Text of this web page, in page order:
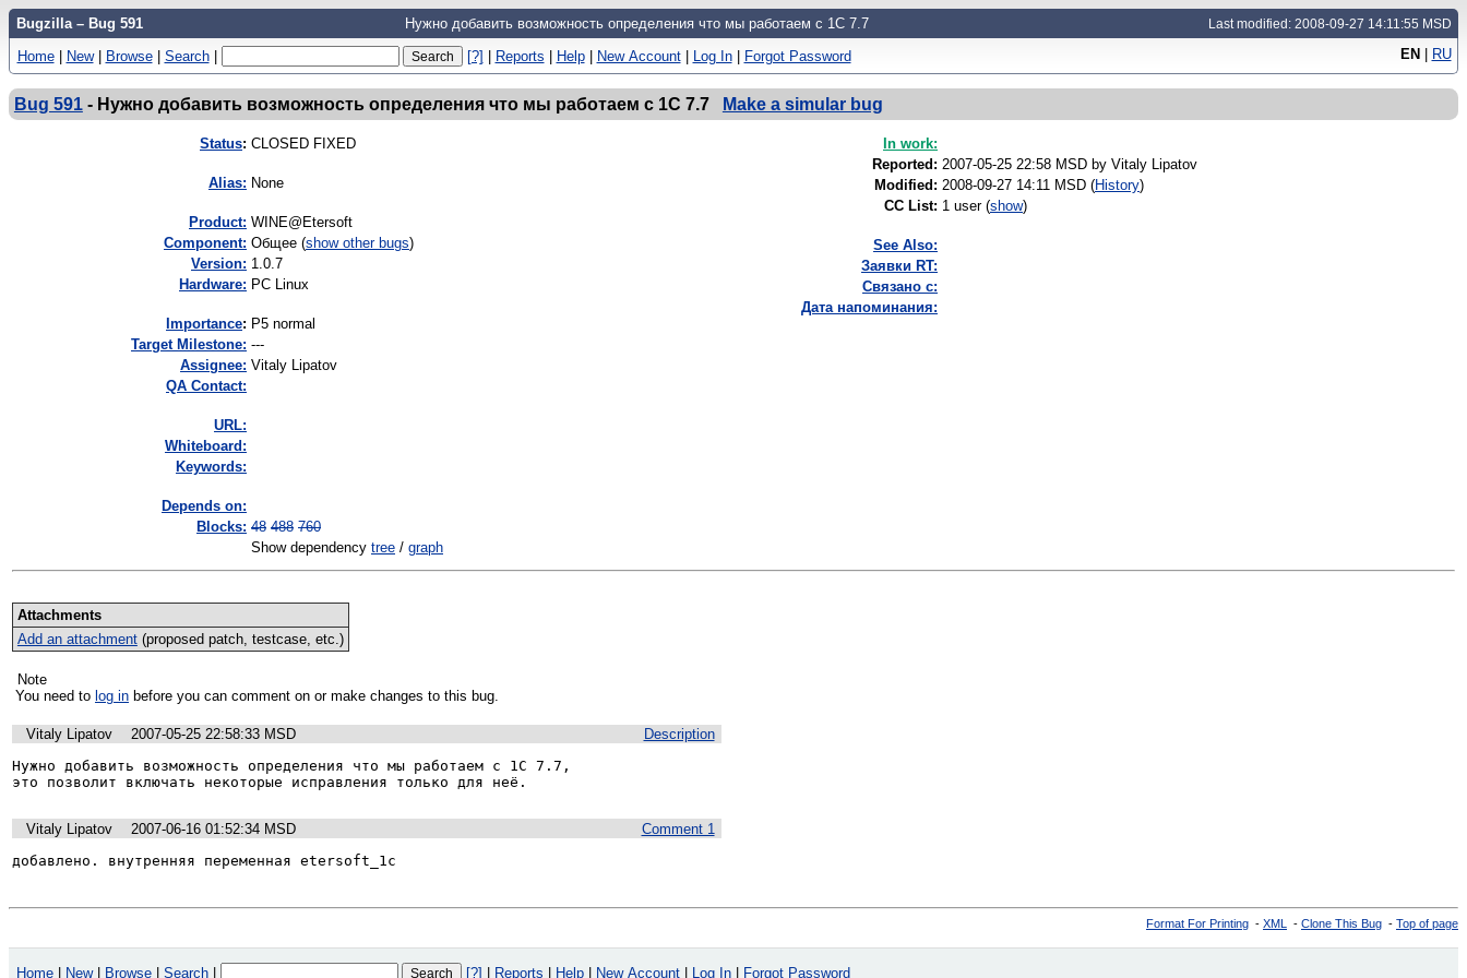
Bugzilla – Bug 591 Нужно добавить возможность определения что мы работаем с 1С 7.7 Last modified: 2008-09-27 14:11:55 MSD
EN | RU
Home | New | Browse | Search | [?] | Reports | Help | New Account | Log In | Forgot Password
Bug 591 - Нужно добавить возможность определения что мы работаем с 1С 7.7 Make a simular bug
Status: CLOSED FIXED
Alias: None
Product: WINE@Etersoft
Component: Общее (show other bugs)
Version: 1.0.7
Hardware: PC Linux
mportance: P5 normal
Target Milestone: ---
Assignee: Vitaly Lipatov
QA Contact:
URL:
Whiteboard:
Keywords:
Depends on:
Blocks: 48 488 760
Show dependency tree / graph
In work:
Reported: 2007-05-25 22:58 MSD by Vitaly Lipatov
Modified: 2008-09-27 14:11 MSD (History)
CC List: 1 user (show)
See Also:
Заявки RT:
Связано с:
Дата напоминания:
Attachments
Add an attachment(proposed patch, testcase, etc.)
Note
You need to log in before you can comment on or make changes to this bug.
Description
Vitaly Lipatov
2007-05-25 22:58:33 MSD
Нужно добавить возможность определения что мы работаем с 1С 7.7,
это позволит включать некоторые исправления только для неё.
Comment 1
Vitaly Lipatov
2007-06-16 01:52:34 MSD
добавлено. внутренняя переменная etersoft_1c
Format For Printing - XML - Clone This Bug - Top of page
Home New Browse Search [?] Reports Help New Account Log In Forgot Password